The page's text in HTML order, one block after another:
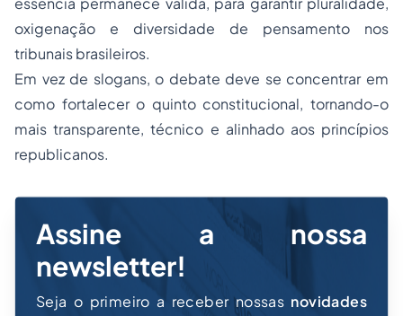
oxigenação e diversidade de pensamento nos
tribunais brasileiros.
Em vez de slogans, o debate deve se concentrar em
como fortalecer o quinto constitucional, tornando-o
mais transparente, técnico e alinhado aos princípios
republicanos.
Assine a nossa
newsletter!
Seja o primeiro a receber nossas novidades